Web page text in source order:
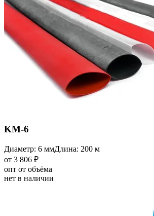
KM-6
Диаметр: 6 ммДлина: 200 м
от 3 806 ₽
опт от объёма
нет в наличии